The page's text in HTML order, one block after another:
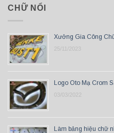
CHỮ NỔI
Xưởng Gia Công
25/11/2023
Logo Oto Mạ Crom
03/03/2022
Làm bảng hiệu chữ